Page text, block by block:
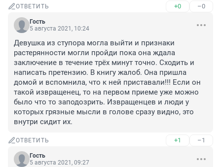
ОТВЕТИТЬ +0 –0
Гость
5 августа 2021, 10:24
Девушка из ступора могла выйти и признаки
растерянности могли пройди пока она ждала
заключение в течение трёх минут точно. Сходить и
написать претензию. В книгу жалоб. Она пришла
домой и вспомнила, что к ней приставали!!! Если он
такой извращенец, то на первом приеме уже можно
было что то заподозрить. Извращенцев и люди у
которых грязные мысли в голове сразу видно, это
внутри сидит их.
ОТВЕТИТЬ +1 –1
Гость
5 августа 2021, 09:27